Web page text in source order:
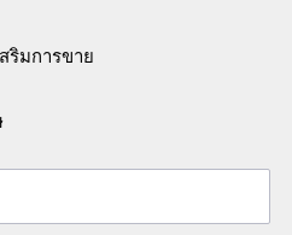
ริมการขาย